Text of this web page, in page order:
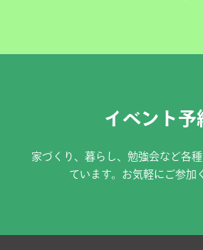
イベント予
家づくり、暮らし、勉強会など各
ています。お気軽にご参加